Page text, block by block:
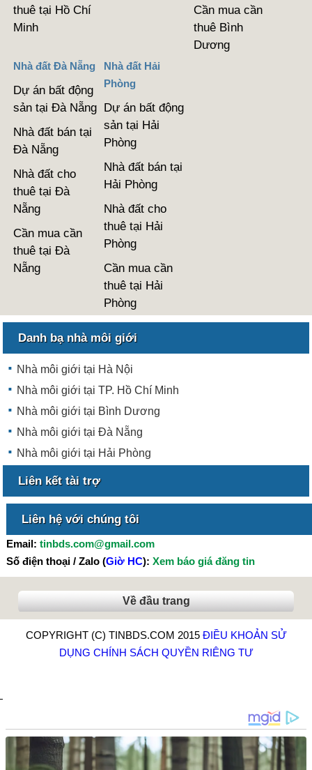
thuê tại Hồ Chí
Minh
Cần mua cần
thuê Bình
Dương
Nhà đất Đà Nẵng
Dự án bất động
sản tại Đà Nẵng
Nhà đất bán tại
Đà Nẵng
Nhà đất cho
thuê tại Đà
Nẵng
Cần mua cần
thuê tại Đà
Nẵng
Nhà đất Hải
Phòng
Dự án bất động
sản tại Hải
Phòng
Nhà đất bán tại
Hải Phòng
Nhà đất cho
thuê tại Hải
Phòng
Cần mua cần
thuê tại Hải
Phòng
Danh bạ nhà môi giới
Nhà môi giới tại Hà Nội
Nhà môi giới tại TP. Hồ Chí Minh
Nhà môi giới tại Bình Dương
Nhà môi giới tại Đà Nẵng
Nhà môi giới tại Hải Phòng
Liên kết tài trợ
Liên hệ với chúng tôi
Email: tinbds.com@gmail.com
Số điện thoại / Zalo (Giờ HC): Xem báo giá đăng tin
Về đầu trang
COPYRIGHT (C) TINBDS.COM 2015 ĐIỀU KHOẢN SỬ
DỤNG CHÍNH SÁCH QUYỀN RIÊNG TƯ